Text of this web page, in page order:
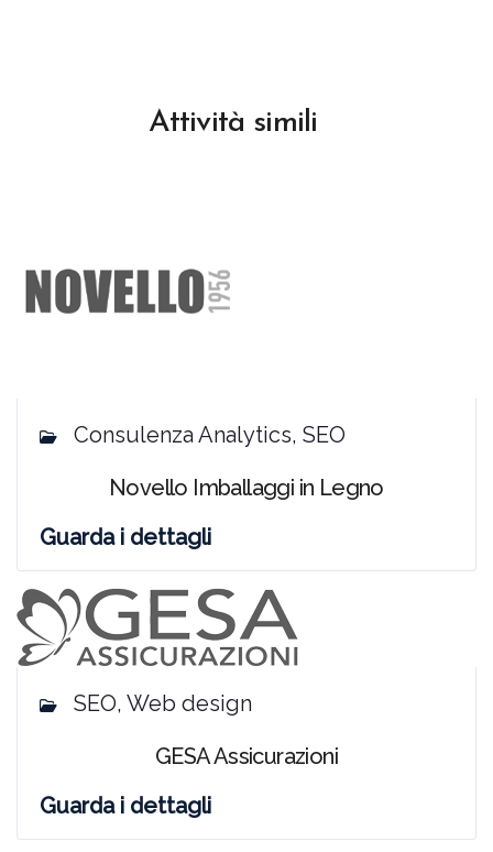
Attività simili
Consulenza Analytics, SEO
Novello Imballaggi in Legno
Guarda i dettagli
SEO, Web design
GESA Assicurazioni
Guarda i dettagli